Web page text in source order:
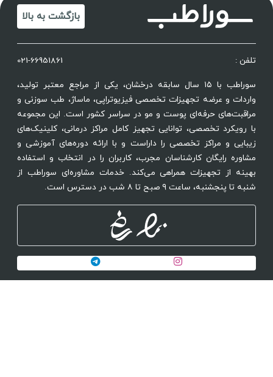
بازگشت به بالا
تلفن : 021-66951861
سوراطب با ۱۵ سال سابقه درخشان، یکی از مراجع معتبر تولید،
واردات و عرضه تجهیزات تخصصی فیزیوتراپی، ماساژ، طب سوزنی و
مراقبت‌های حرفه‌ای پوست و مو در سراسر کشور است. این مجموعه
با رویکرد تخصصی، توانایی تجهیز کامل مراکز درمانی، کلینیک‌های
زیبایی و مراکز تخصصی را داراست و با ارائه دوره‌های آموزشی و
مشاوره رایگان کارشناسان مجرب، کاربران را در انتخاب و استفاده
بهینه از تجهیزات همراهی می‌کند. خدمات مشاوره‌ای سوراطب از
شنبه تا پنجشنبه، ساعت ۹ صبح تا ۸ شب در دسترس است.